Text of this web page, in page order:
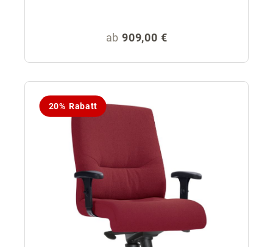
Regulärer Preis:
ab 909,00 €
20% Rabatt